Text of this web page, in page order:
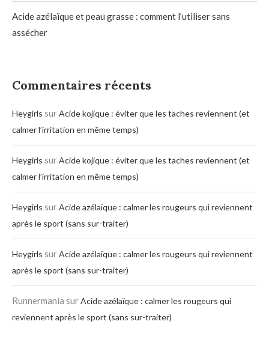
Acide azélaïque et peau grasse : comment l’utiliser sans
assécher
Commentaires récents
Heygirls surAcide kojique : éviter que les taches reviennent (et
calmer l’irritation en même temps)
Heygirls surAcide kojique : éviter que les taches reviennent (et
calmer l’irritation en même temps)
Heygirls surAcide azélaïque : calmer les rougeurs qui reviennent
après le sport (sans sur-traiter)
Heygirls surAcide azélaïque : calmer les rougeurs qui reviennent
après le sport (sans sur-traiter)
Runnermania surAcide azélaïque : calmer les rougeurs qui
reviennent après le sport (sans sur-traiter)